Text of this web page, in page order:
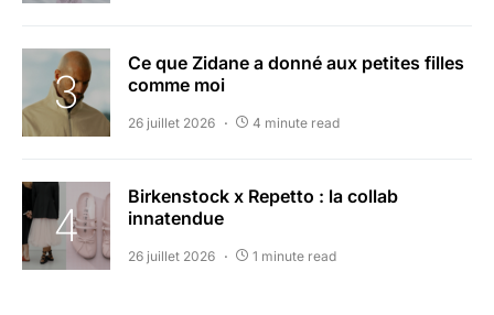
Ce que Zidane a donné aux petites filles
comme moi
26 juillet 2026 4 minute read
Birkenstock x Repetto : la collab
innatendue
26 juillet 2026 1 minute read